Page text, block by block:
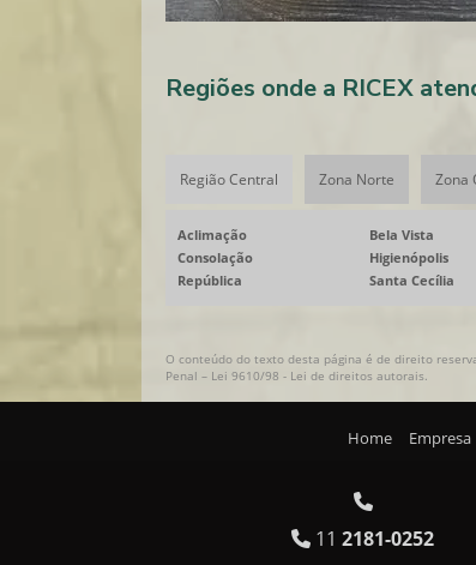
Regiões onde a RICEX
Região Central Zona Norte Zona
Aclimação Bela Vista
Consolação
Higienópolis
República
Santa Cecília
O conteúdo do texto desta página é de direito
Penal – Lei 9610/98 - Lei de direitos autorais.
Home Empresa
112181-0252